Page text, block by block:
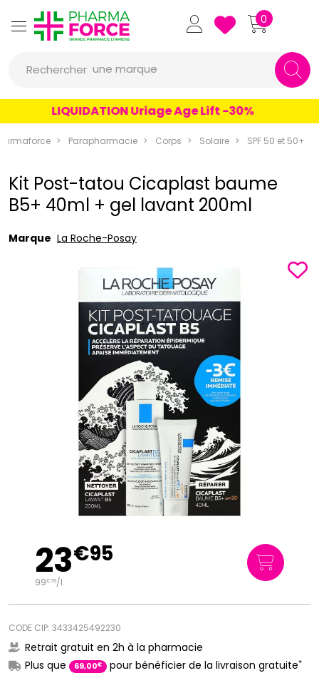
Pharmaforce Grande Pharmacie
0
Rechercher
un produit
une marque
LIQUIDATION Uriage Age Lift -30%
Parapharmacie Corps Solaire SPF 50 et 50+
Kit Post-tatou Cicaplast baume
B5+ 40ml + gel lavant 200ml
Marque La Roche-Posay
23€95
99€79/l.
CODE CIP: 3433425492230
Retrait gratuit en 2h à la pharmacie
Plus que
69,00€ pour bénéficier de la livraison gratuite*